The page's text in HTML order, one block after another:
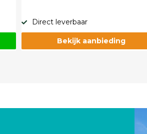
Direct leverbaar
Bekijk aanbieding